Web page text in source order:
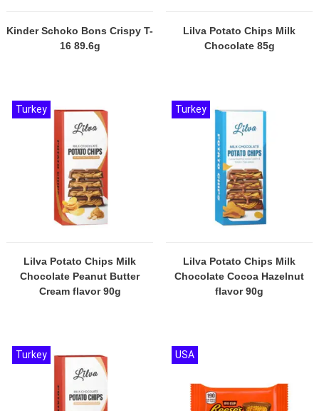
Kinder Schoko Bons Crispy T-
16 89.6g
Lilva Potato Chips Milk
Chocolate 85g
Lilva Potato Chips Milk
Chocolate Peanut Butter
Cream flavor 90g
Turkey
Lilva Potato Chips Milk
Chocolate Cocoa Hazelnut
flavor 90g
Turkey
Turkey USA